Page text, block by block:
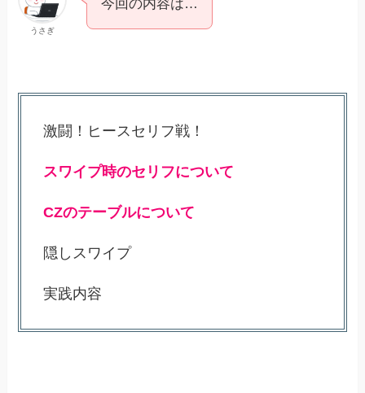
うさぎ
今回の内容は…
激闘！ヒースセリフ戦！
スワイプ時のセリフについて
CZのテーブルについて
隠しスワイプ
実践内容